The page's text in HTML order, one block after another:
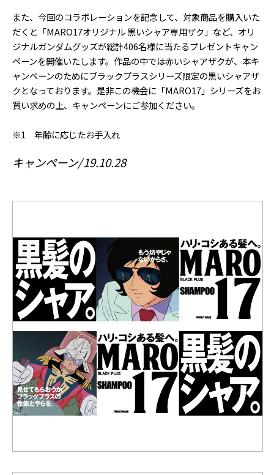
また、今回のコラボレーションを記念して、対象商品を購入いた
だくと「MARO17オリジナル 黒いシャア専用ザク」など、オリ
ジナルガンダムグッズが総計406名様に当たるプレゼントキャン
ペーンを開催いたします。作品の中では赤いシャアザクが、本キ
ャンペーンのためにブラックプラスシリーズ限定の黒いシャアザ
クとなっております。是非この機会に「MARO17」シリーズをお
買い求めの上、キャンペーンにご参加ください。
※1 年齢に応じたお手入れ
キャンペーン 19.10.28